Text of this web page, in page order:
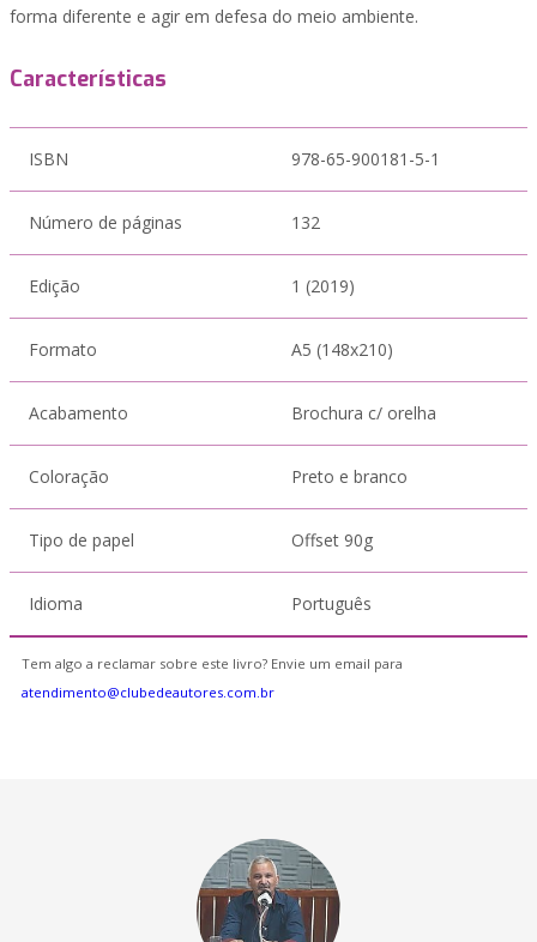
forma diferente e agir em defesa do meio ambiente.
Características
ISBN 978-65-900181-5-1
Número de páginas 132
Edição 1 (2019)
Formato A5 (148x210)
Acabamento Brochura c/ orelha
Coloração Preto e branco
Tipo de papel Offset 90g
Idioma Português
Tem algo a reclamar sobre este livro? Envie um email para
atendimento@clubedeautores.com.br